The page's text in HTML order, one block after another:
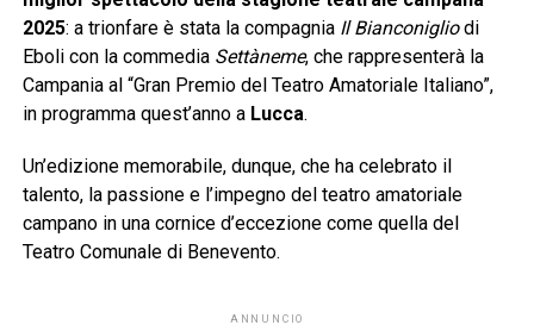
2025: a trionfare è stata la compagnia Il Bianconigliodi
Eboli con la commedia Settàneme, che rappresenterà la
Campania al “Gran Premio del Teatro Amatoriale Italiano”,
in programma quest’anno a Lucca.
Un’edizione memorabile, dunque, che ha celebrato il
talento, la passione e l’impegno del teatro amatoriale
campano in una cornice d’eccezione come quella del
Teatro Comunale di Benevento.
ANNUNCIO